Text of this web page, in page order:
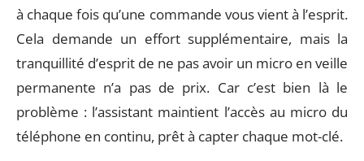
à chaque fois qu’une commande vous vient à l’esprit.
Cela demande un effort supplémentaire, mais la
tranquillité d’esprit de ne pas avoir un micro en veille
permanente n’a pas de prix. Car c’est bien là le
problème : l’assistant maintient l’accès au micro du
téléphone en continu, prêt à capter chaque mot-clé.